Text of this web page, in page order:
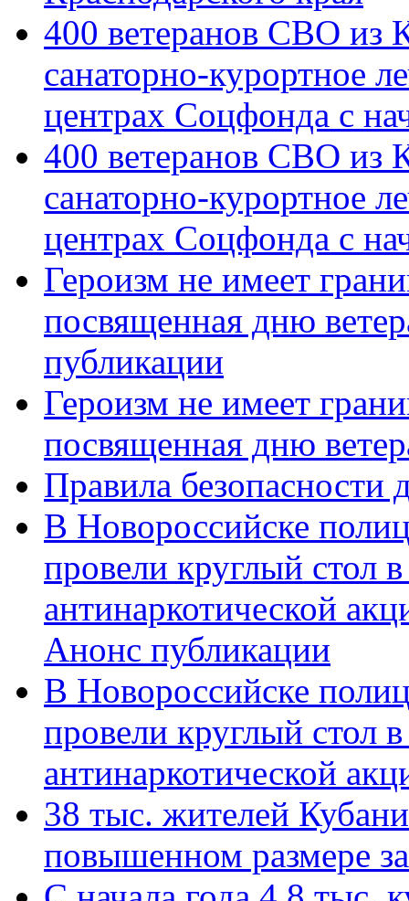
400 ветеранов СВО из
санаторно-курортное
центрах Соцфонда с
400 ветеранов СВО из
санаторно-курортное
центрах Соцфонда с
Героизм не имеет
посвященная дню
публикации
Героизм не имеет
посвященная дню
Правила безопасности
В Новороссийске
провели круглый стол
антинаркотической
Анонс публикации
В Новороссийске
провели круглый стол
антинаркотической
38 тыс. жителей
повышенном размере